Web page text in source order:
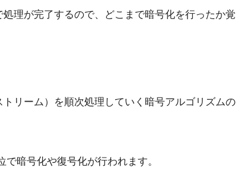
理が完了するので、どこまで暗号化を行ったか覚
リーム）を順次処理していく暗号アルゴリズムの
暗号化や復号化が行われます。